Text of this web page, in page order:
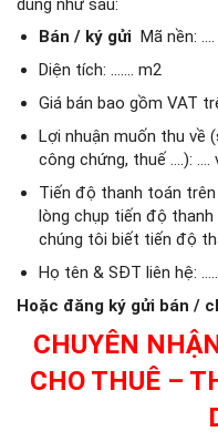
dung như sau:
Bán / ký gửi Mã nền: ….
Diện tích: ……. m2
Giá bán bao gồm VAT
Lợi nhuận muốn thu về
công chứng, thuế ….): ….
Tiến độ thanh toán
lòng chụp tiến độ
chúng tôi biết tiến độ
Họ tên & SĐT liên hệ:
Hoặc đăng ký gửi bán /
CHUYÊN
CHO THUÊ –